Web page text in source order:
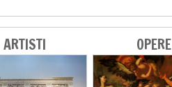
ARTISTI OPERE